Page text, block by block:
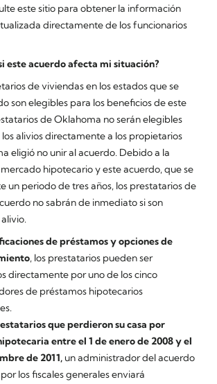
este sitio para obtener la información
directamente de los funcionarios
este acuerdo afecta mi situación?
de viviendas en los estados que se
son elegibles para los beneficios de este
de Oklahoma no serán elegibles
alivios directamente a los propietarios
eligió no unir al acuerdo. Debido a la
hipotecario y este acuerdo, que se
un periodo de tres años, los prestatarios de
no sabrán de inmediato si son
de préstamos y opciones de
, los prestatarios pueden ser
directamente por uno de los cinco
de préstamos hipotecarios
que perdieron su casa por
entre el 1 de enero de 2008 y el
de 2011, un administrador del acuerdo
los fiscales generales enviará